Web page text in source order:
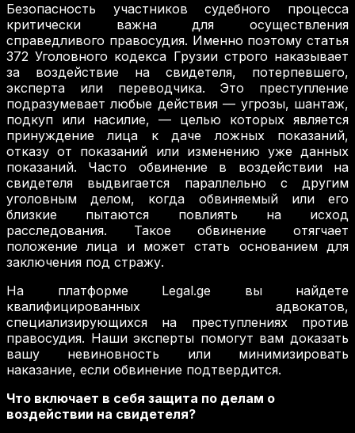
Безопасность участников судебного процесса
критически важна для осуществления
справедливого правосудия. Именно поэтому статья
372 Уголовного кодекса Грузии строго наказывает
за воздействие на свидетеля, потерпевшего,
эксперта или переводчика. Это преступление
подразумевает любые действия — угрозы, шантаж,
подкуп или насилие, — целью которых является
принуждение лица к даче ложных показаний,
отказу от показаний или изменению уже данных
показаний. Часто обвинение в воздействии на
свидетеля выдвигается параллельно с другим
уголовным делом, когда обвиняемый или его
близкие пытаются повлиять на исход
расследования. Такое обвинение отягчает
положение лица и может стать основанием для
заключения под стражу.
На платформе Legal.ge вы найдете
квалифицированных адвокатов,
специализирующихся на преступлениях против
правосудия. Наши эксперты помогут вам доказать
вашу невиновность или минимизировать
наказание, если обвинение подтвердится.
Что включает в себя защита по делам о
воздействии на свидетеля?